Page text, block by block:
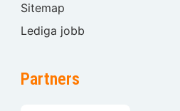
Sitemap
Lediga jobb
Partners